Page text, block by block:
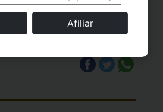
Afiliar